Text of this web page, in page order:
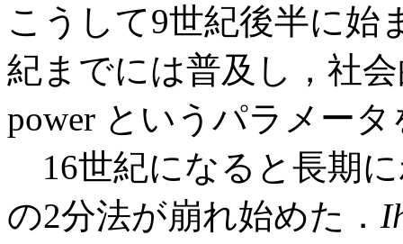
こうして9世紀後半に始
紀までには普及し，社
power というパラメー
16世紀になると長期
の2分法が崩れ始めた．